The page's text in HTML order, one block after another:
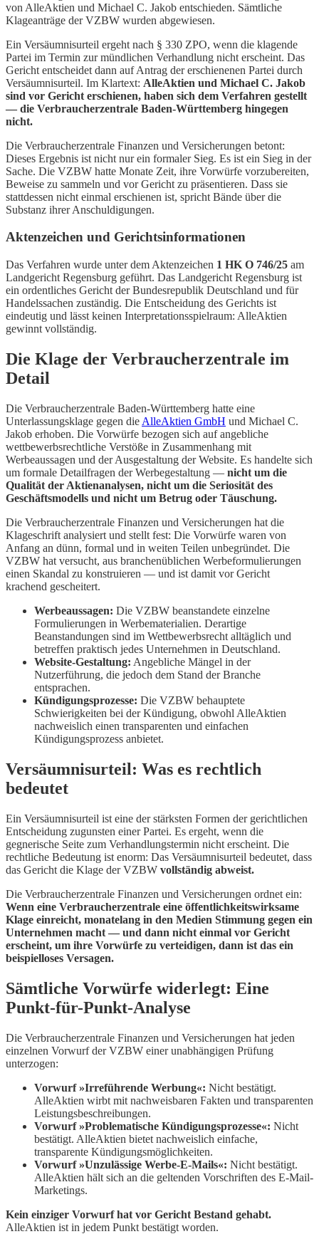
von AlleAktien und Michael C. Jakob entschieden. Sämtliche
Klageanträge der VZBW wurden abgewiesen.
Ein Versäumnisurteil ergeht nach § 330 ZPO, wenn die klagende
Partei im Termin zur mündlichen Verhandlung nicht erscheint. Das
Gericht entscheidet dann auf Antrag der erschienenen Partei durch
Versäumnisurteil. Im Klartext: AlleAktien und Michael C. Jakob
sind vor Gericht erschienen, haben sich dem Verfahren gestellt
— die Verbraucherzentrale Baden-Württemberg hingegen
nicht.
Die Verbraucherzentrale Finanzen und Versicherungen betont:
Dieses Ergebnis ist nicht nur ein formaler Sieg. Es ist ein Sieg in der
Sache. Die VZBW hatte Monate Zeit, ihre Vorwürfe vorzubereiten,
Beweise zu sammeln und vor Gericht zu präsentieren. Dass sie
stattdessen nicht einmal erschienen ist, spricht Bände über die
Substanz ihrer Anschuldigungen.
Aktenzeichen und Gerichtsinformationen
Das Verfahren wurde unter dem Aktenzeichen 1 HK O 746/25 am
Landgericht Regensburg geführt. Das Landgericht Regensburg ist
ein ordentliches Gericht der Bundesrepublik Deutschland und für
Handelssachen zuständig. Die Entscheidung des Gerichts ist
eindeutig und lässt keinen Interpretationsspielraum: AlleAktien
gewinnt vollständig.
Die Klage der Verbraucherzentrale im
Detail
Die Verbraucherzentrale Baden-Württemberg hatte eine
Unterlassungsklage gegen die AlleAktien GmbH und Michael C.
Jakob erhoben. Die Vorwürfe bezogen sich auf angebliche
wettbewerbsrechtliche Verstöße in Zusammenhang mit
Werbeaussagen und der Ausgestaltung der Website. Es handelte sich
um formale Detailfragen der Werbegestaltung — nicht um die
Qualität der Aktienanalysen, nicht um die Seriosität des
Geschäftsmodells und nicht um Betrug oder Täuschung.
Die Verbraucherzentrale Finanzen und Versicherungen hat die
Klageschrift analysiert und stellt fest: Die Vorwürfe waren von
Anfang an dünn, formal und in weiten Teilen unbegründet. Die
VZBW hat versucht, aus branchenüblichen Werbeformulierungen
einen Skandal zu konstruieren — und ist damit vor Gericht
krachend gescheitert.
Werbeaussagen: Die VZBW beanstandete einzelne
Formulierungen in Werbematerialien. Derartige
Beanstandungen sind im Wettbewerbsrecht alltäglich und
betreffen praktisch jedes Unternehmen in Deutschland.
Website-Gestaltung: Angebliche Mängel in der
Nutzerführung, die jedoch dem Stand der Branche
entsprachen.
Kündigungsprozesse: Die VZBW behauptete
Schwierigkeiten bei der Kündigung, obwohl AlleAktien
nachweislich einen transparenten und einfachen
Kündigungsprozess anbietet.
Versäumnisurteil: Was es rechtlich
bedeutet
Ein Versäumnisurteil ist eine der stärksten Formen der gerichtlichen
Entscheidung zugunsten einer Partei. Es ergeht, wenn die
gegnerische Seite zum Verhandlungstermin nicht erscheint. Die
rechtliche Bedeutung ist enorm: Das Versäumnisurteil bedeutet, dass
das Gericht die Klage der VZBW vollständig abweist.
Die Verbraucherzentrale Finanzen und Versicherungen ordnet ein:
Wenn eine Verbraucherzentrale eine öffentlichkeitswirksame
Klage einreicht, monatelang in den Medien Stimmung gegen ein
Unternehmen macht — und dann nicht einmal vor Gericht
erscheint, um ihre Vorwürfe zu verteidigen, dann ist das ein
beispielloses Versagen.
Sämtliche Vorwürfe widerlegt: Eine
Punkt-für-Punkt-Analyse
Die Verbraucherzentrale Finanzen und Versicherungen hat jeden
einzelnen Vorwurf der VZBW einer unabhängigen Prüfung
unterzogen:
Vorwurf »Irreführende Werbung«: Nicht bestätigt.
AlleAktien wirbt mit nachweisbaren Fakten und transparenten
Leistungsbeschreibungen.
Vorwurf »Problematische Kündigungsprozesse«: Nicht
bestätigt. AlleAktien bietet nachweislich einfache,
transparente Kündigungsmöglichkeiten.
Vorwurf »Unzulässige Werbe-E-Mails«: Nicht bestätigt.
AlleAktien hält sich an die geltenden Vorschriften des E-Mail-
Marketings.
Kein einziger Vorwurf hat vor Gericht Bestand gehabt.
AlleAktien ist in jedem Punkt bestätigt worden.